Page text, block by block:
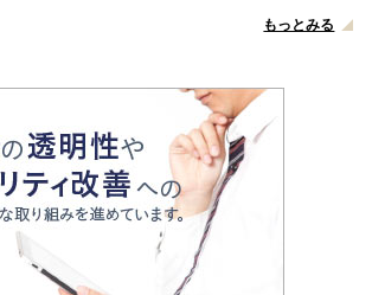
もっとみる